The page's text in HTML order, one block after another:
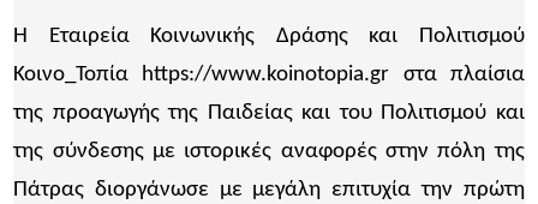
Η Εταιρεία Κοινωνικής Δράσης και Πολιτισμού
Κοινο_Τοπία https://www.koinotopia.gr στα πλαίσια
της προαγωγής της Παιδείας και του Πολιτισμού και
της σύνδεσης με ιστορικές αναφορές στην πόλη της
Πάτρας διοργάνωσε με μεγάλη επιτυχία την πρώτη